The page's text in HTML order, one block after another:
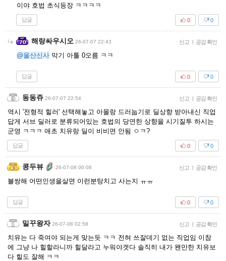
이야 호법 초식등장 ㅋㅋㅋㅋ
답글 0
0
해랑싸우시오 26-07-07 22:43 신고 | 공감 확인
@울산신사 막기 아툴 0오름 ㅋㅋ
답글 0
0
동동쥬 26-07-07 22:54 신고 | 공감 확인
역시 '전형적 힐러' 선택해놓고 아몰랑 드러눕기로 딜상향 받아내신 직업
답게 서브 딜러로 분류되어있는 호법의 당연한 상향을 시기질투 하시는
군영 ㅋㅋㅋ 애초 치유랑 딜이 비비면 안됨 ㅇㅋ?
답글 0
0
콩두뷰 26-07-08 00:08 신고 | 공감 확인
불쌍해 어떤인생을살면 이런분탕치고 사는지 ㅠㅠ
답글 0
0
밀꾸왕자 26-07-08 02:58 신고 | 공감 확인
치유는 다 죽여야 되는게 맞는듯 ㅋㅋ 전혀 쓰잘데기 없는 직업임 이참
에 그냥 나 힐할라니까 힐달라고 누워야겟다 솔직히 내가 왠만한 치유보
다 힐도 잘해 ㅋㅋ